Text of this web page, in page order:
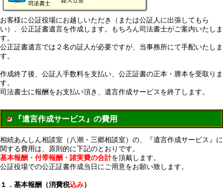
お客様に公証役場にお越しいただき（または公証人に出張してもら
い）、公正証書遺言を作成します。もちろん司法書士がご案内いたしま
す。
公正証書遺言では２名の証人が必要ですが、当事務所にて手配いたしま
す。
作成終了後、公証人手数料を支払い、公正証書の正本・謄本を受取りま
す。
司法書士に報酬をお支払い頂き、遺言作成サービスを終了します。
『遺言作成サービス』の費用
相続あんしん相談室（八潮・三郷相談室）の、『遺言作成サービス』に
関する費用は、原則的に下記のとおりです。
基本報酬・付帯報酬・諸実費の合計を頂戴します。
公証役場での公正証書作成当日にご用意をお願い致します。
１．基本報酬（消費税込み）